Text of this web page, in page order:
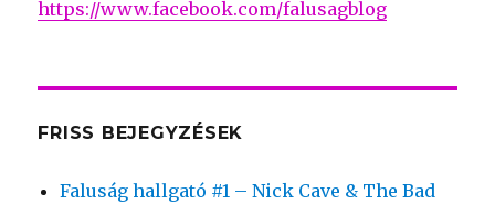
https://www.facebook.com/falusagblog
FRISS BEJEGYZÉSEK
Faluság hallgató #1 – Nick Cave & The Bad